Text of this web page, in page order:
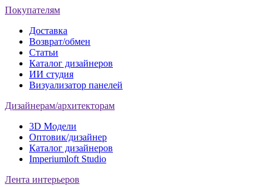
Покупателям
Доставка
Возврат/обмен
Статьи
Каталог дизайнеров
ИИ студия
Визуализатор панелей
Дизайнерам/архитекторам
3D Модели
Оптовик/дизайнер
Каталог дизайнеров
Imperiumloft Studio
Лента интерьеров